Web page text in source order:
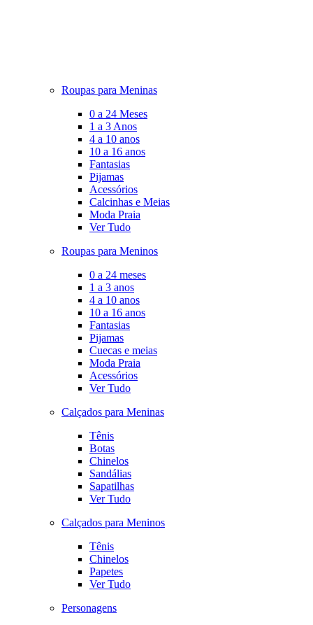
Roupas para Meninas
0 a 24 Meses
1 a 3 Anos
4 a 10 anos
10 a 16 anos
Fantasias
Pijamas
Acessórios
Calcinhas e Meias
Moda Praia
Ver Tudo
Roupas para Meninos
0 a 24 meses
1 a 3 anos
4 a 10 anos
10 a 16 anos
Fantasias
Pijamas
Cuecas e meias
Moda Praia
Acessórios
Ver Tudo
Calçados para Meninas
Tênis
Botas
Chinelos
Sandálias
Sapatilhas
Ver Tudo
Calçados para Meninos
Tênis
Chinelos
Papetes
Ver Tudo
Personagens